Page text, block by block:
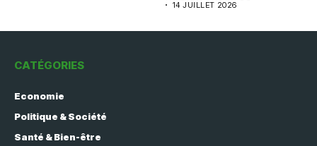
14 JUILLET 2026
CATÉGORIES
Economie
Politique & Société
Santé & Bien-être